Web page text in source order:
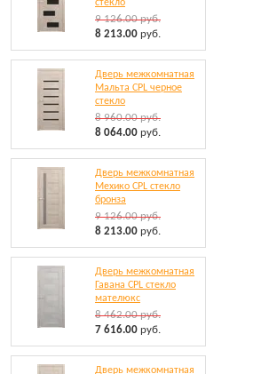
стекло
9 126.00руб.
8 213.00 руб.
Дверь межкомнатная
Мальта CPL черное
стекло
8 960.00руб.
8 064.00 руб.
Дверь межкомнатная
Мехико CPL стекло
бронза
9 126.00руб.
8 213.00 руб.
Дверь межкомнатная
Гавана CPL стекло
мателюкс
8 462.00руб.
7 616.00 руб.
Дверь межкомнатная